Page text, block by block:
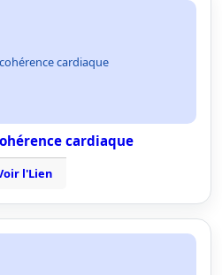
cardiaque
cardiaque
l'Lien